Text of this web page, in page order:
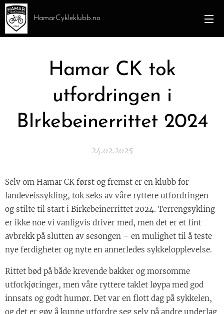
HamarCykleklubb.no
Hamar CK tok
utfordringen i
BIrkebeinerrittet 2024
24.02.2025
Selv om Hamar CK først og fremst er en klubb for
landeveissykling, tok seks av våre ryttere utfordringen
og stilte til start i Birkebeinerrittet 2024. Terrengsykling
er ikke noe vi vanligvis driver med, men det er et fint
avbrekk på slutten av sesongen – en mulighet til å teste
nye ferdigheter og nyte en annerledes sykkelopplevelse.
Rittet bød på både krevende bakker og morsomme
utforkjøringer, men våre ryttere taklet løypa med god
innsats og godt humør. Det var en flott dag på sykkelen,
og det er gøy å kunne utfordre seg selv på andre underlag